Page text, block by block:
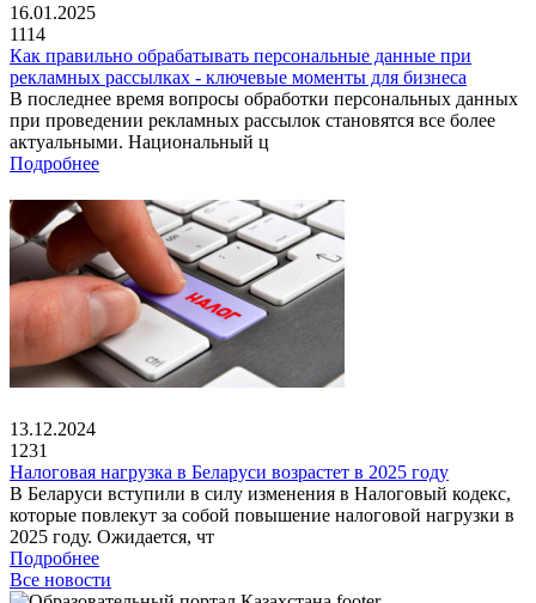
16.01.2025
1114
Как правильно обрабатывать персональные данные при
рекламных рассылках - ключевые моменты для бизнеса
В последнее время вопросы обработки персональных данных
при проведении рекламных рассылок становятся все более
актуальными. Национальный ц
Подробнее
13.12.2024
1231
Налоговая нагрузка в Беларуси возрастет в 2025 году
В Беларуси вступили в силу изменения в Налоговый кодекс,
которые повлекут за собой повышение налоговой нагрузки в
2025 году. Ожидается, чт
Подробнее
Все новости